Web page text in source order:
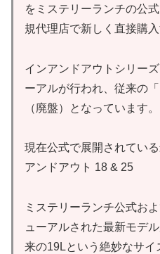
をミステリーランチの公
規代理店で新しく直接購
インアンドアウトシリー
ーアルが行われ、従来の
（廃盤）となっています。
現在公式で展開されてい
アンドアウト 18 & 25
ミステリーランチ公式お
ューアルされた最新モデ
来の19Lという絶妙なサイ